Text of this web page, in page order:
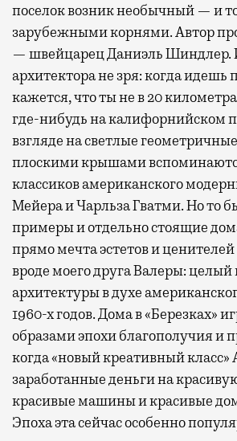
поселок возник необычный — и
зарубежными корнями. Автор
— швейцарец Даниэль Шиндлер.
архитектора не зря: когда идешь
кажется, что ты не в 20
где-нибудь на калифорнийском
взгляде на светлые
плоскими крышами
классиков американского
Мейера и Чарльза Гватми. Но то
примеры и отдельно стоящие
прямо мечта эстетов и
вроде моего друга Валеры:
архитектуры в духе
1960-х годов. Дома в «Березках»
образами эпохи благополучия и
когда «новый креативный
заработанные деньги на
красивые машины и красивые
Эпоха эта сейчас особенно